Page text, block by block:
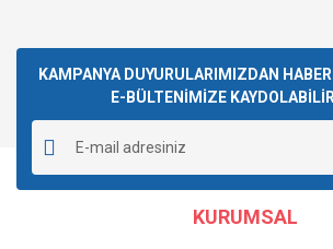
Yorum Yaz
kullanarak tarafımıza iletebilirsiniz.
Görüş ve önerileriniz için teşekkür ederiz.
Ürün resmi kalitesiz, bozuk veya
Ürün açıklamasında eksik bilgiler bulunuyor.
Ürün bilgilerinde hatalar bulunuyor.
Ürün fiyatı diğer sitelerden daha pahalı.
KAMPANYA DUYURULARIMIZDAN
E-BÜLTENİMİZE
KURUMSAL